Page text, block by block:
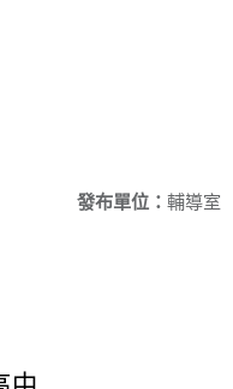
發布單位： 輔導室